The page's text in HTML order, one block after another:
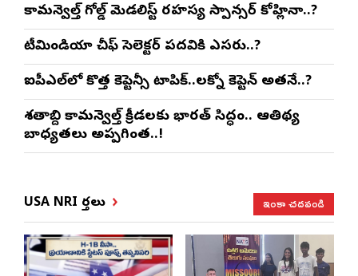
కామన్వెల్త్ గోల్డ్ మెడలిస్ట్ రహస్య స్పాన్సర్ కోహ్లినా..?
టీమిండియా చీఫ్ సెలెక్టర్ పదవికి ఎసరు..?
ఐపీఎల్‌లో కొత్త కెప్టెన్సీ టాపిక్..లక్నో కెప్టెన్ అతనే..?
శతాబ్ది కామన్వెల్త్ క్రీడలకు భారత్ సిద్ధం.. ఆతిథ్య
బాధ్యతలు అప్పగింత..!
USA NRI వార్తలు ఇంకా చదవండి